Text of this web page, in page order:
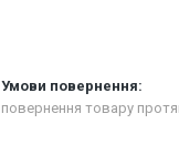
повернення товару